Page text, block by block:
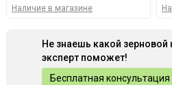
Наличие в магазине
Не знаешь какой
эксперт поможет!
Бесплатная консультация